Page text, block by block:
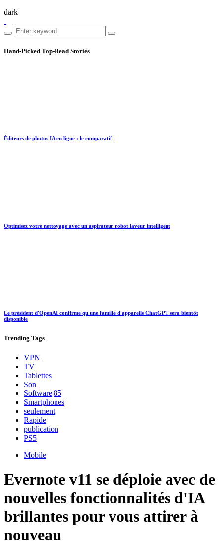
dark
Hand-Picked Top-Read Stories
Éditeurs de photos IA en ligne : le comparatif
Optimisez votre nettoyage avec un aspirateur robot laveur intelligent
Le président d'OpenAI confirme qu'une famille d'appareils ChatGPT sera bientôt
disponible
Trending Tags
VPN
TV
Tablettes
Son
Software|85
Smartphones
seulement
Rapide
publication
PS5
Mobile
Evernote v11 se déploie avec de
nouvelles fonctionnalités d'IA
brillantes pour vous attirer à
nouveau